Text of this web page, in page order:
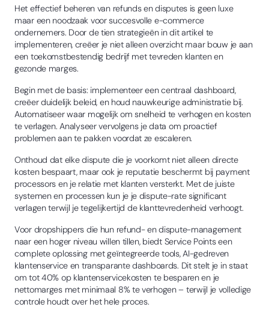
Het effectief beheren van refunds en disputes is geen luxe
maar een noodzaak voor succesvolle e-commerce
ondernemers. Door de tien strategieën in dit artikel te
implementeren, creëer je niet alleen overzicht maar bouw je aan
een toekomstbestendig bedrijf met tevreden klanten en
gezonde marges.
Begin met de basis: implementeer een centraal dashboard,
creëer duidelijk beleid, en houd nauwkeurige administratie bij.
Automatiseer waar mogelijk om snelheid te verhogen en kosten
te verlagen. Analyseer vervolgens je data om proactief
problemen aan te pakken voordat ze escaleren.
Onthoud dat elke dispute die je voorkomt niet alleen directe
kosten bespaart, maar ook je reputatie beschermt bij payment
processors en je relatie met klanten versterkt. Met de juiste
systemen en processen kun je je dispute-rate significant
verlagen terwijl je tegelijkertijd de klanttevredenheid verhoogt.
Voor dropshippers die hun refund- en dispute-management
naar een hoger niveau willen tillen, biedt Service Points een
complete oplossing met geïntegreerde tools, AI-gedreven
klantenservice en transparante dashboards. Dit stelt je in staat
om tot 40% op klantenservicekosten te besparen en je
nettomarges met minimaal 8% te verhogen – terwijl je volledige
controle houdt over het hele proces.